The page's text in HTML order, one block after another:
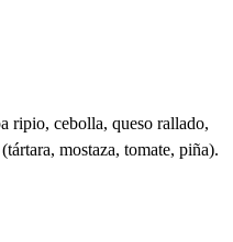
ripio, cebolla, queso rallado,
mostaza, tomate, piña).